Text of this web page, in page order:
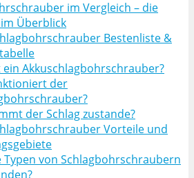
im Vergleich – die
Überblick
Bestenliste &
ein Akkuschlagbohrschrauber?
der
der Schlag zustande?
Vorteile und
Typen von Schlagbohrschraubern